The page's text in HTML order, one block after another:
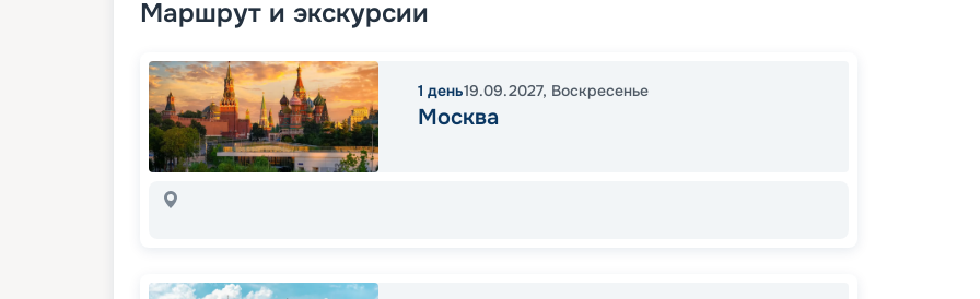
Маршрут и экскурсии
1 день19.09.2027, Воскресенье
Москва